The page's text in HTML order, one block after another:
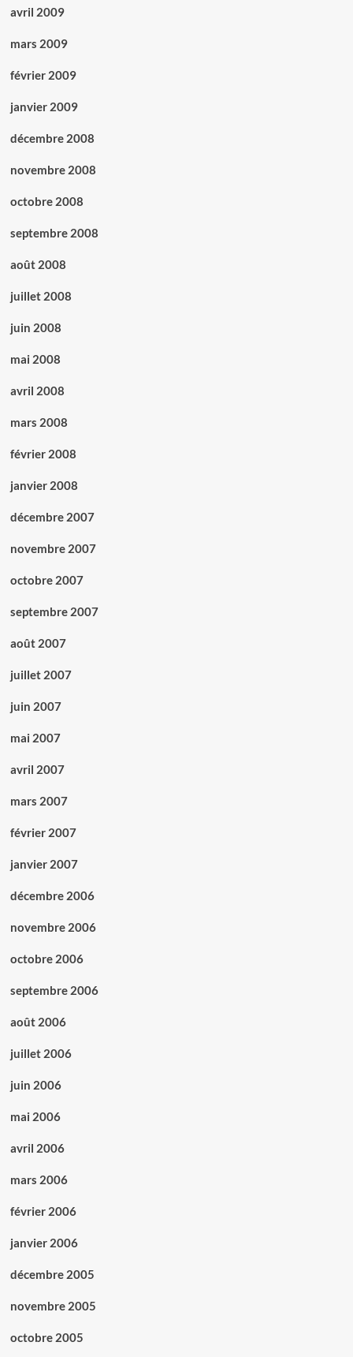
avril 2009
mars 2009
février 2009
janvier 2009
décembre 2008
novembre 2008
octobre 2008
septembre 2008
août 2008
juillet 2008
juin 2008
mai 2008
avril 2008
mars 2008
février 2008
janvier 2008
décembre 2007
novembre 2007
octobre 2007
septembre 2007
août 2007
juillet 2007
juin 2007
mai 2007
avril 2007
mars 2007
février 2007
janvier 2007
décembre 2006
novembre 2006
octobre 2006
septembre 2006
août 2006
juillet 2006
juin 2006
mai 2006
avril 2006
mars 2006
février 2006
janvier 2006
décembre 2005
novembre 2005
octobre 2005